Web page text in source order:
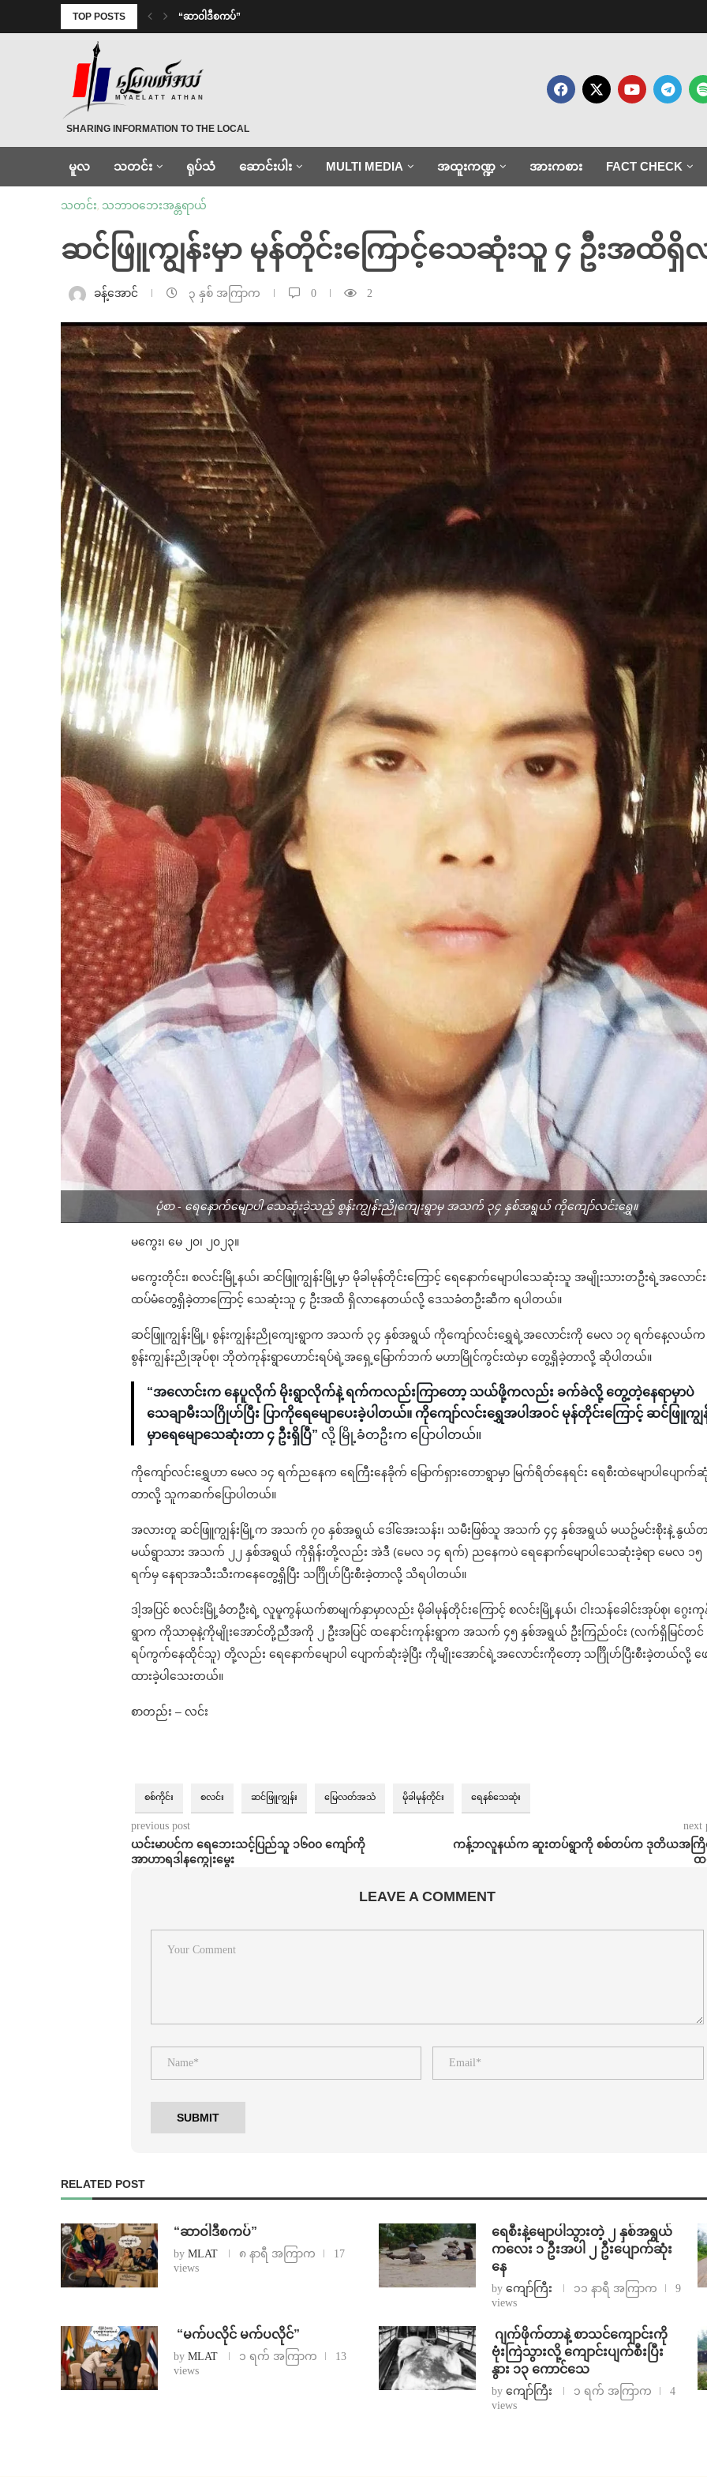
TOP POSTS “ဆာဝါဒီစကပ်”
MYAELATT ATHAN
SHARING INFORMATION TO THE LOCAL
မူလ သတင်း ရုပ်သံ ဆောင်းပါး MULTI MEDIA အထူးကဏ္ဍ အားကစား FACT CHECK
သတင်း, သဘာဝဘေးအန္တရာယ်
ဆင်ဖြူကျွန်းမှာ မုန်တိုင်းကြောင့်သေဆုံးသူ ၄ ဦးအထိရှိ
ခန့်အောင် ၃ နှစ် အကြာက 0 2
ပုံစာ - ရေနောက်မျောပါ သေဆုံးခဲ့သည့် စွန်းကျွန်းညိုကျေးရွာမှ အသက် ၃၄ နှစ်အရွယ် ကိုကျော်လင်းရွှေ။
မကွေး၊ မေ ၂၀၊ ၂၀၂၃။
မကွေးတိုင်း၊ စလင်းမြို့နယ်၊ ဆင်ဖြူကျွန်းမြို့မှာ မိုခါမုန်တိုင်းကြောင့် ရေနောက်မျောပါသေဆုံးသူ အမျိုးသားတဦးရဲ့အလောင်
ထပ်မံတွေ့ရှိခဲ့တာကြောင့် သေဆုံးသူ ၄ ဦးအထိ ရှိလာနေတယ်လို့ ဒေသခံတဦးဆီက ရပါတယ်။
ဆင်ဖြူကျွန်းမြို့၊ စွန်းကျွန်းညိုကျေးရွာက အသက် ၃၄ နှစ်အရွယ် ကိုကျော်လင်းရွှေရဲ့အလောင်းကို မေလ ၁၇ ရက်နေ့လယ်က
စွန်းကျွန်းညိုအုပ်စု၊ ဘိုတဲကုန်းရွာဟောင်းရပ်ရဲ့အရှေ့မြောက်ဘက် မဟာမြိုင်ကွင်းထဲမှာ တွေ့ရှိခဲ့တာလို့ ဆိုပါတယ်။
“အလောင်းက နေပူလိုက် မိုးရွာလိုက်နဲ့ ရက်ကလည်းကြာတော့ သယ်ဖို့ကလည်း ခက်ခဲလို့ တွေ့တဲ့နေရာမှာပဲ
သေချာမီးသဂြိုဟ်ပြီး ပြာကိုရေမျောပေးခဲ့ပါတယ်။ ကိုကျော်လင်းရွှေအပါအဝင် မုန်တိုင်းကြောင့် ဆင်ဖြူကျွ
မှာရေမျောသေဆုံးတာ ၄ ဦးရှိပြီ” လို့ မြို့ခံတဦးက ပြောပါတယ်။
ကိုကျော်လင်းရွှေဟာ မေလ ၁၄ ရက်ညနေက ရေကြီးနေခိုက် မြောက်ရှားတောရွာမှာ မြက်ရိတ်နေရင်း ရေစီးထဲမျောပါပျောက်
တာလို့ သူကဆက်ပြောပါတယ်။
အလားတူ ဆင်ဖြူကျွန်းမြို့က အသက် ၇၀ နှစ်အရွယ် ဒေါ်အေးသန်း၊ သမီးဖြစ်သူ အသက် ၄၄ နှစ်အရွယ် မယဥ်မင်းစိုးနဲ့ နွယ်တ
မယ်ရွာသား အသက် ၂၂ နှစ်အရွယ် ကိုရှိန်းတို့လည်း အဲဒီ (မေလ ၁၄ ရက်) ညနေကပဲ ရေနောက်မျောပါသေဆုံးခဲ့ရာ မေလ ၁၅
ရက်မှ နေရာအသီးသီးကနေတွေ့ရှိပြီး သင်္ဂြိုဟ်ပြီးစီးခဲ့တာလို့ သိရပါတယ်။
ဒါ့အပြင် စလင်းမြို့ခံတဦးရဲ့ လူမူကွန်ယက်စာမျက်နှာမှာလည်း မိုခါမုန်တိုင်းကြောင့် စလင်းမြို့နယ်၊ ငါးသန်ခေါင်းအုပ်စု၊ ဂွေးကု
ရွာက ကိုသာဓုနဲ့ကိုမျိုးအောင်တို့ညီအကို ၂ ဦးအပြင် ထနောင်းကုန်းရွာက အသက် ၄၅ နှစ်အရွယ် ဦးကြည်ဝင်း (လက်ရှိမြင်တင်
ရပ်ကွက်နေထိုင်သူ) တို့လည်း ရေနောက်မျောပါ ပျောက်ဆုံးခဲ့ပြီး ကိုမျိုးအောင်ရဲ့အလောင်းကိုတော့ သင်္ဂြိုဟ်ပြီးစီးခဲ့တယ်လို့ ဖေ
ထားခဲ့ပါသေးတယ်။
စာတည်း – လင်း
စစ်ကိုင်း စလင်း ဆင်ဖြူကျွန်း မြေလတ်အသံ မိုခါမုန်တိုင်း ရေနစ်သေဆုံး
previous post
ယင်းမာပင်က ရေဘေးသင့်ပြည်သူ ၁၆၀၀ ကျော်ကို
အာဟာရဒါနကျွေးမွေး
next
ကန့်ဘလူနယ်က ဆူးတပ်ရွာကို စစ်တပ်က ဒုတိယအကြိ
ထ
LEAVE A COMMENT
RELATED POST
“ဆာဝါဒီစကပ်”
by MLAT ၈ နာရီ အကြာက
17
views
ရေစီးနဲ့မျောပါသွားတဲ့ ၂ နှစ်အရွယ်
ကလေး ၁ ဦးအပါ ၂ ဦးပျောက်ဆုံး
နေ
by ကျော်ကြီး ၁၁ နာရီ အကြာက
9
views
⁨ ⁨“မက်ပလိုင် မက်ပလိုင်”
by MLAT ၁ ရက် အကြာက
13
views
⁨⁩ ⁨ဂျက်ဖိုက်တာနဲ့ စာသင်ကျောင်းကို
ဗုံးကြဲသွားလို့ ကျောင်းပျက်စီးပြီး
နွား ၁၃ ကောင်သေ
by ကျော်ကြီး ၁ ရက် အကြာက
4
views